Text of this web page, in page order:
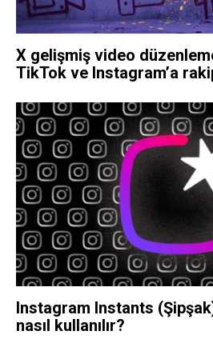
X gelişmiş video
TikTok ve Instagram’a
Instagram Instants
nasıl kullanılır?